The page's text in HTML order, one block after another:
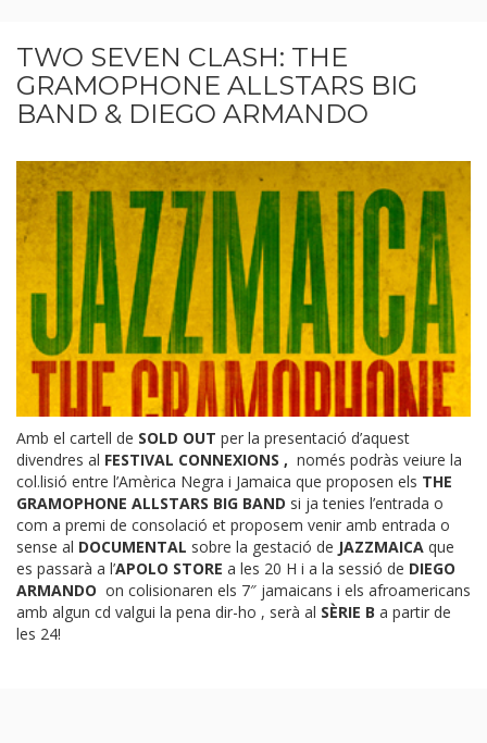
TWO SEVEN CLASH: THE
GRAMOPHONE ALLSTARS BIG
BAND & DIEGO ARMANDO
Amb el cartell de SOLD OUT per la presentació d’aquest
divendres al FESTIVAL CONNEXIONS , només podràs veiure la
col.lisió entre l’Amèrica Negra i Jamaica que proposen els THE
GRAMOPHONE ALLSTARS BIG BAND si ja tenies l’entrada o
com a premi de consolació et proposem venir amb entrada o
sense al DOCUMENTAL sobre la gestació de JAZZMAICA que
es passarà a l’APOLO STORE a les 20 H i a la sessió de DIEGO
ARMANDO on colisionaren els 7″ jamaicans i els afroamericans
amb algun cd valgui la pena dir-ho , serà al SÈRIE B a partir de
les 24!